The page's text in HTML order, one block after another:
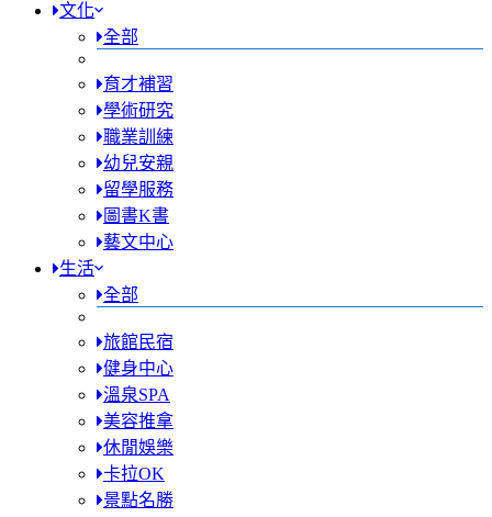
文化
全部
育才補習
學術研究
職業訓練
幼兒安親
留學服務
圖書K書
藝文中心
生活
全部
旅館民宿
健身中心
溫泉SPA
美容推拿
休閒娛樂
卡拉OK
景點名勝